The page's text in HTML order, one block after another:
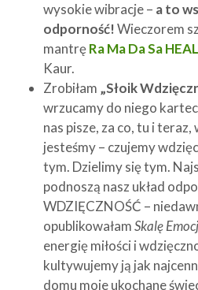
wysokie wibracje – a to
odporność!Wieczorem
mantręRa Ma Da Sa
Kaur.
Zrobiłam „Słoik
wrzucamy do niego
nas pisze, za co, tu i
jesteśmy – czujemy
tym. Dzielimy się tym.
podnoszą nasz układ
WDZIĘCZNOŚĆ –
opublikowałamSkalę
energię miłości i
kultywujemy ją jak
domu moje ukochane